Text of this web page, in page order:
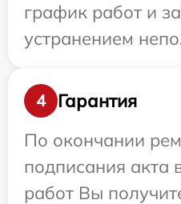
график работ и
устранением
4
Гарантия
По окончании
подписания акта
работ Вы